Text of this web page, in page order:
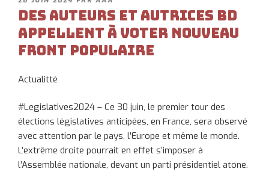
LE
Des auteurs et autrices BD
appellent à voter Nouveau
Front Populaire
Actualitté
#Legislatives2024 – Ce 30 juin, le premier tour des
élections législatives anticipées, en France, sera observé
avec attention par le pays, l’Europe et même le monde.
L’extrême droite pourrait en effet s’imposer à
l’Assemblée nationale, devant un parti présidentiel atone.